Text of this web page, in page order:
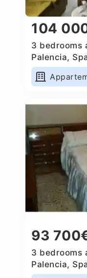
104
3 bedrooms
Palencia,
93
3 bedrooms
Palencia,